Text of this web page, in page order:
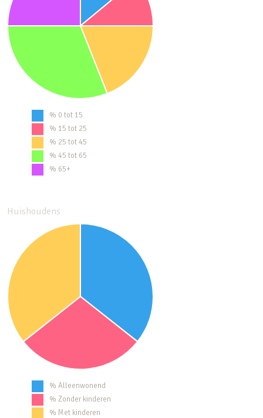
% 0 tot 15
% 15 tot 25
% 25 tot 45
% 45 tot 65
% 65+
Huishoudens
% Alleenwonend
% Zonder kinderen
% Met kinderen